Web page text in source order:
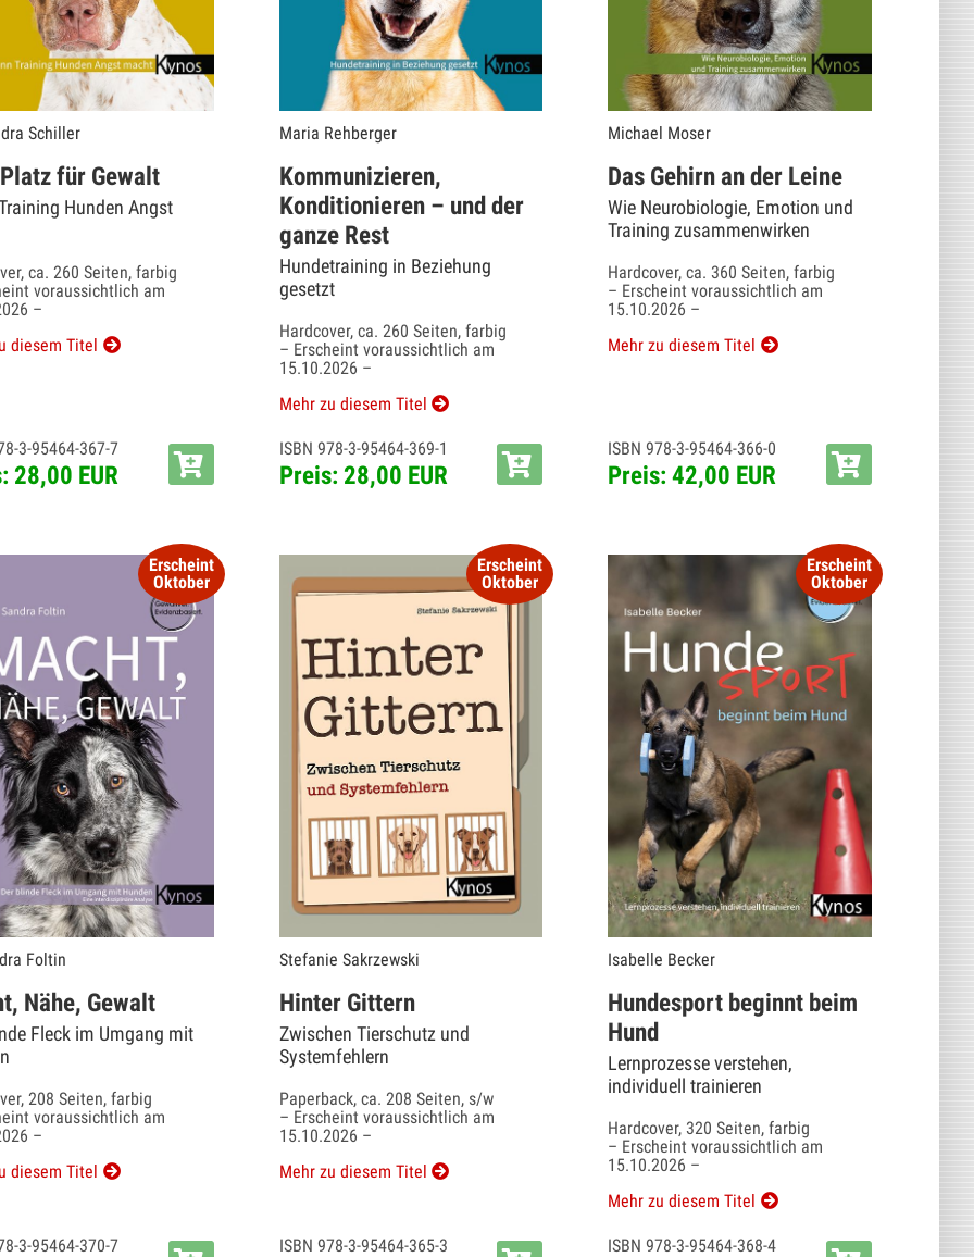
Schiller
für Gewalt
Hunden Angst
ca. 260 Seiten, farbig
voraussichtlich am
–
diesem Titel
3-95464-367-7
28,00 EUR
Maria Rehberger
Kommunizieren,
Konditionieren – und der
ganze Rest
Hundetraining in Beziehung
gesetzt
Hardcover, ca. 260 Seiten, farbig
– Erscheint voraussichtlich am
15.10.2026 –
Mehr zu diesem Titel
ISBN 978-3-95464-369-1
Preis: 28,00 EUR
Michael Moser
Das Gehirn an der Leine
Wie Neurobiologie, Emotion und
Training zusammenwirken
Hardcover, ca. 360 Seiten, farbig
– Erscheint voraussichtlich am
15.10.2026 –
Mehr zu diesem Titel
ISBN 978-3-95464-366-0
Preis: 42,00 EUR
Erscheint
Oktober
Foltin
Nähe, Gewalt
Fleck im Umgang mit
208 Seiten, farbig
voraussichtlich am
–
diesem Titel
3-95464-370-7
Erscheint
Oktober
Stefanie Sakrzewski
Hinter Gittern
Zwischen Tierschutz und
Systemfehlern
Paperback, ca. 208 Seiten, s/w
– Erscheint voraussichtlich am
15.10.2026 –
Mehr zu diesem Titel
ISBN 978-3-95464-365-3
Erscheint
Oktober
Isabelle Becker
Hundesport beginnt beim
Hund
Lernprozesse verstehen,
individuell trainieren
Hardcover, 320 Seiten, farbig
– Erscheint voraussichtlich am
15.10.2026 –
Mehr zu diesem Titel
ISBN 978-3-95464-368-4